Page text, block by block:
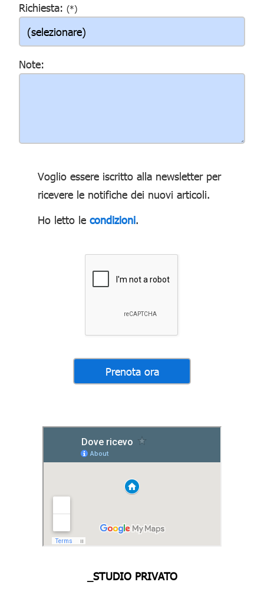
Richiesta: (*)
Note:
Voglio essere iscritto alla newsletter per
ricevere le notifiche dei nuovi articoli.
Ho letto le condizioni.
_STUDIO PRIVATO